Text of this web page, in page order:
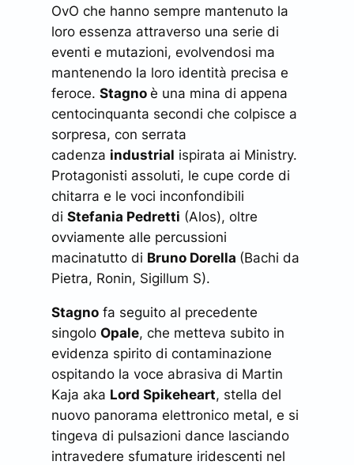
OvO che hanno sempre mantenuto la
loro essenza attraverso una serie di
eventi e mutazioni, evolvendosi ma
mantenendo la loro identità precisa e
feroce.Stagnoè una mina di appena
centocinquanta secondi che colpisce a
sorpresa, con serrata
cadenza industrial ispirata ai Ministry.
Protagonisti assoluti, le cupe corde di
chitarra e le voci inconfondibili
diStefania Pedretti (Alos), oltre
ovviamente alle percussioni
macinatutto di Bruno Dorella (Bachi da
Pietra, Ronin, Sigillum S).
Stagno fa seguito al precedente
singoloOpale, che metteva subito in
evidenza spirito di contaminazione
ospitando la voce abrasiva di Martin
Kaja aka Lord Spikeheart, stella del
nuovo panorama elettronico metal, e si
tingeva di pulsazioni dance lasciando
intravedere sfumature iridescenti nel